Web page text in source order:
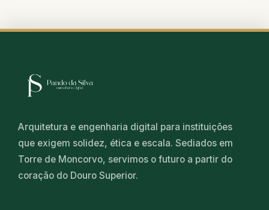
Arquitetura e engenharia digital para instituições
que exigem solidez, ética e escala. Sediados em
Torre de Moncorvo, servimos o futuro a partir do
coração do Douro Superior.